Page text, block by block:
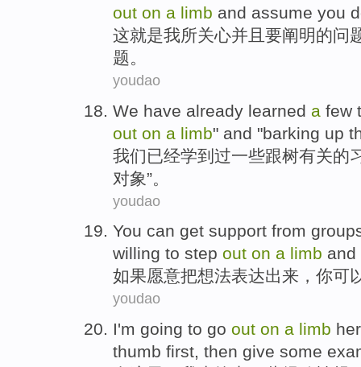
out on a limb and assume you
这就是我所关心并且 要阐明的问
题。
youdao
We have already learned a few
out on a limb" and "barking up
我们已经学到过一些跟树有关的
对象”。
youdao
You can get support from
willing to step out on a limb
如果愿意把想法表达出来 ， 你可
youdao
I'm going to go out on a limb
thumb first, then give some